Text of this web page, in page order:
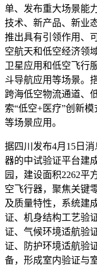
单、发布重大场景能
技术、新产品、新业
推出具有引领作用、
空航天和低空经济领
卫星应用和低空飞行
斗导航应用等场景。
跨海低空物流通道、
索“低空+医疗”创新
等场景应用。
据四川发布4月15日
器的中试验证平台建
园，建设面积2262平
空飞行器，聚焦关键
及质量特性，系统建
证、机身结构工艺验
证、气候环境适航验
证、防护环境适航验
备，形成室内验证与